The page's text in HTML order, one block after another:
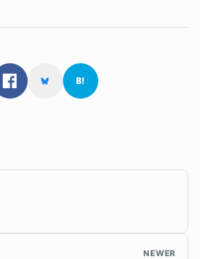
NEWER